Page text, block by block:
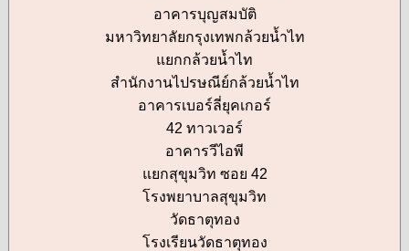
อาคารบุญสมบัติ
มหาวิทยาลัยกรุงเทพกล้วยน้ำไท
แยกกล้วยน้ำไท
สำนักงานไปรษณีย์กล้วยน้ำไท
อาคารเบอร์ลี่ยุคเกอร์
42 ทาวเวอร์
อาคารวีไอพี
แยกสุขุมวิท ซอย 42
โรงพยาบาลสุขุมวิท
วัดธาตุทอง
โรงเรียนวัดธาตุทอง